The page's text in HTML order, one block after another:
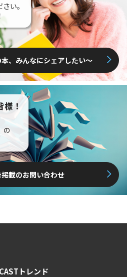
い。
本、みんなにシェアしたい〜
！
の
載のお問い合わせ
トレンド